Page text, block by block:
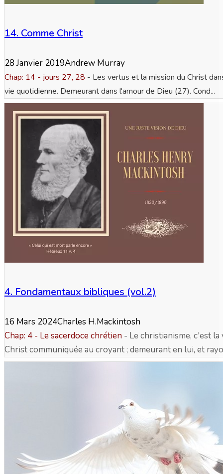
14. Comme Christ
28 Janvier 2019Andrew Murray
Chap: 14 - jours 27, 28 - Les vertus et la mission du Christ
vie quotidienne. Demeurant dans l'amour de Dieu (27). Cond...
4. Fondamentaux bibliques (vol.2)
16 Mars 2024Charles H.Mackintosh
Chap: 4 - Le sacerdoce chrétien - Le christianisme, c'est la
Christ communiquée au croyant ; demeurant en lui, et